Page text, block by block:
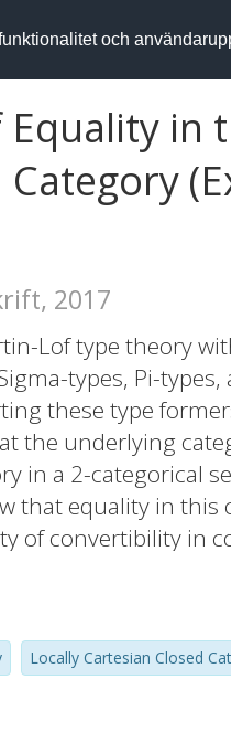
och
in
2017
Lof type theory
types, Pi-types,
these type
the underlying
in a 2-categorical
that equality in this
of convertibility in
also shows a
Martin-Lof
Locally Cartesian Closed